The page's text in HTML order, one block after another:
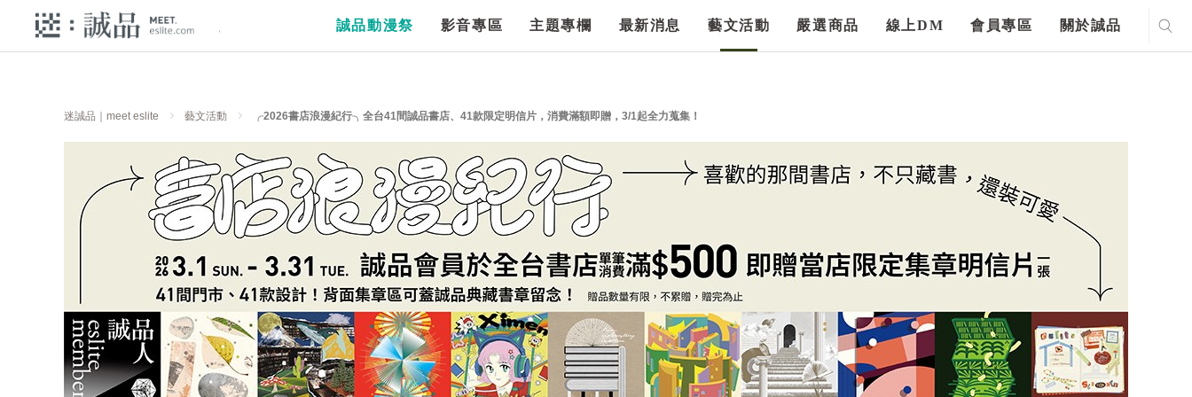
誠品動漫祭 影音專區 主題專欄 最新消息 藝文活動 嚴選商品 線上DM 會員專區 關於誠品
迷誠品｜meet eslite 藝文活動 ╭2026書店浪漫紀行╮全台41間誠品書店、41款限定明信片，消費滿額即贈，3/1起全力蒐集！